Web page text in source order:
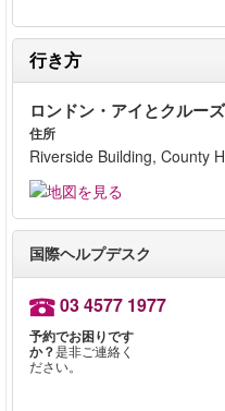
行き方
ロンドン・アイとクルーズ
住所
Riverside Building, County
国際ヘルプデスク
03 4577 1977
予約でお困りです
か？是非ご連絡く
ださい。